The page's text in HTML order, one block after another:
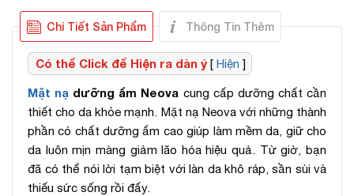
Chi Tiết Sản Phẩm Thông Tin Thêm
Có thể Click để Hiện ra dàn ý [ Hiện ]
Mặt nạ dưỡng ẩm Neova cung cấp dưỡng chất cần
thiết cho da khỏe mạnh. Mặt nạ Neova với những thành
phần có chất dưỡng ẩm cao giúp làm mềm da, giữ cho
da luôn mịn màng giảm lão hóa hiệu quả. Từ giờ, bạn
đã có thể nói lời tạm biệt với làn da khô ráp, sần sùi và
thiếu sức sống rồi đấy.